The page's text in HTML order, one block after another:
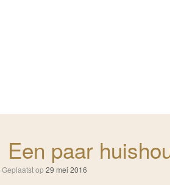
Een paar
Geplaatst op29 mei 2016